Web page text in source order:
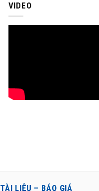
VIDEO
TÀI LIỆU – BÁO GIÁ